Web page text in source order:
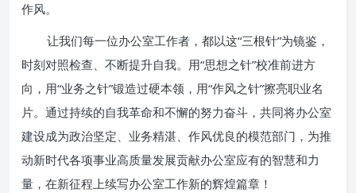
作风。
让我们每一位办公室工作者，都以这“三根针”为镜鉴，
时刻对照检查、不断提升自我。用“思想之针”校准前进方
向，用“业务之针”锻造过硬本领，用“作风之针”擦亮职业名
片。通过持续的自我革命和不懈的努力奋斗，共同将办公室
建设成为政治坚定、业务精湛、作风优良的模范部门，为推
动新时代各项事业高质量发展贡献办公室应有的智慧和力
量，在新征程上续写办公室工作新的辉煌篇章！